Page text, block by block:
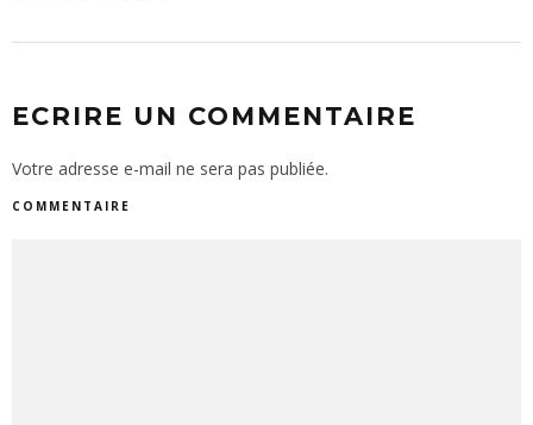
ECRIRE UN COMMENTAIRE
Votre adresse e-mail ne sera pas publiée.
COMMENTAIRE